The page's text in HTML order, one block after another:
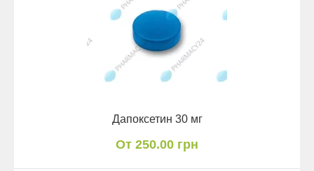
Дапоксетин 30 мг
От 250.00 грн